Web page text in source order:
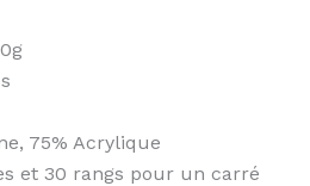
75% Acrylique
et 30 rangs pour un carré